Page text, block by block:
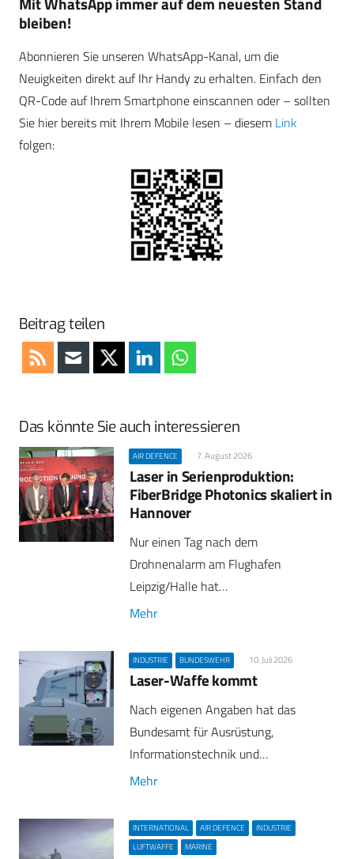
bleiben!
Abonnieren Sie unseren WhatsApp-Kanal, um die
Neuigkeiten direkt auf Ihr Handy zu erhalten. Einfach den
QR-Code auf Ihrem Smartphone einscannen oder – sollten
Sie hier bereits mit Ihrem Mobile lesen – diesem Link
folgen:
Beitrag teilen
Das könnte Sie auch interessieren
AIR DEFENCE 7. August 2026
Laser in Serienproduktion:
FiberBridge Photonics skaliert in
Hannover
Nur einen Tag nach dem
Drohnenalarm am Flughafen
Leipzig/Halle hat…
Mehr
INDUSTRIE BUNDESWEHR 10. Juli 2026
Laser-Waffe kommt
Nach eigenen Angaben hat das
Bundesamt für Ausrüstung,
Informationstechnik und…
Mehr
INTERNATIONAL AIR DEFENCE
INDUSTRIE
LUFTWAFFE
MARINE